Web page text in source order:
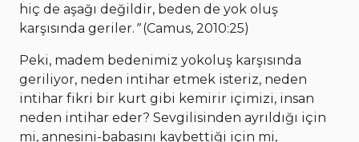
hiç de aşağı değildir, beden de yok oluş
karşısında geriler. ”(Camus, 2010:25)
Peki, madem bedenimiz yokoluş karşısında
geriliyor, neden intihar etmek isteriz, neden
intihar fikri bir kurt gibi kemirir içimizi, insan
neden intihar eder? Sevgilisinden ayrıldığı için
mi, annesini-babasını kaybettiği için mi,